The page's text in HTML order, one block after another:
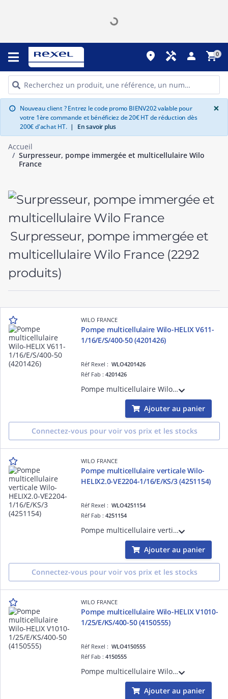
place handyman person shopping_cart0
info Nouveau client ? Entrez le code promo BIENV202 valable pour
votre 1ère commande et bénéficiez de 20€ HT de réduction dès
200€ d'achat HT. | En savoir plus
×
Accueil
Surpresseur, pompe immergée et multicellulaire Wilo
France
Surpresseur, pompe immergée et
multicellulaire Wilo France (2292
produits)
WILO FRANCE
Pompe multicellulaire Wilo-HELIX V611-
1/16/E/S/400-50 (4201426)
Réf Rexel :WLO4201426
Réf Fab :4201426
Pompe multicellulaire Wilo-HELIX V611-1/16/E/S/400-50 verticale à haut rendement, non auto-amorçante, avec raccords en ligne. (4201426)
Ajouter au panier
Connectez-vous pour voir vos prix et les stocks
WILO FRANCE
Pompe multicellulaire verticale Wilo-
HELIX2.0-VE2204-1/16/E/KS/3 (4251154)
Réf Rexel :WLO4251154
Réf Fab :4251154
Pompe multicellulaire verticale Wilo-HELIX2.0-VE2204-1/16/E/KS/3 à haut rendement, non auto-amorçante, en acier inoxydable, équipée d'un moteur à aimant permanent IE5 avec concertisseur de fréquence intégré. (4251154)
Ajouter au panier
Connectez-vous pour voir vos prix et les stocks
WILO FRANCE
Pompe multicellulaire Wilo-HELIX V1010-
1/25/E/KS/400-50 (4150555)
Réf Rexel :WLO4150555
Réf Fab :4150555
Pompe multicellulaire Wilo-HELIX V1010-1/25/E/KS/400-50 verticale à haut rendement, non auto-amorçante, avec raccords en ligne. (4150555)
Ajouter au panier